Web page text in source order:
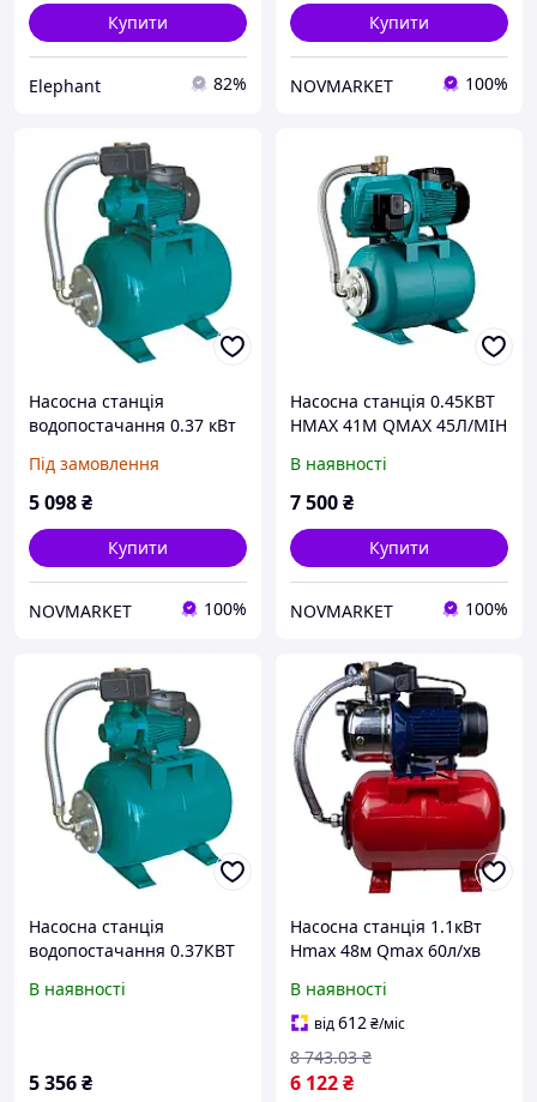
Купити
Elephant 82%
Купити
NOVMARKET 100%
Насосна станція
водопостачання 0.37 кВт
(ВИХРІВИЙ НАСОС) 24 л
LEO 3.0
Під замовлення
5 098₴
Купити
NOVMARKET 100%
Насосна станція 0.45КВТ
HMAX 41М QMAX 45Л/МІН
LEO 3.0
В наявності
7 500₴
Купити
NOVMARKET 100%
Насосна станція
водопостачання 0.37КВТ
(ВИХРІВИЙ НАСОС) 24 л
В наявності
5 356₴
Насосна станція 1.1кВт
Hmax 48м Qmax 60л/хв
нержавіюча сталь 24л
Україна WETRON
JETS100А5 BUV
В наявності
від612₴/міс
6 122₴
8 743.03 ₴